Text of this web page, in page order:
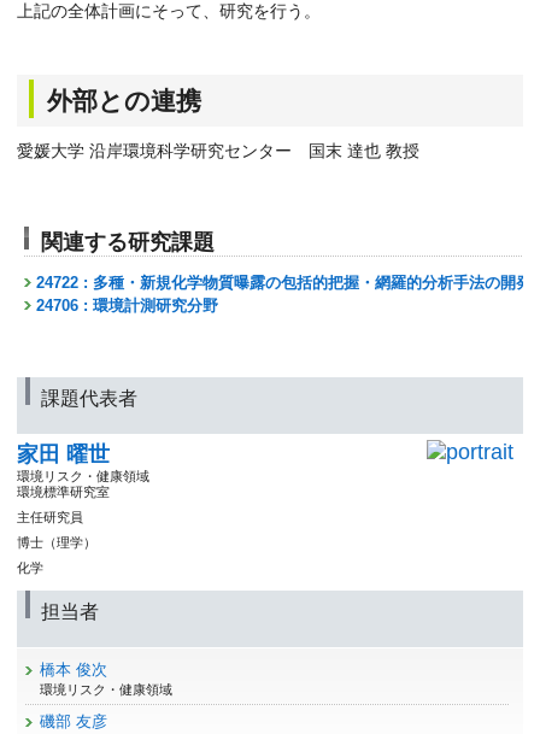
上記の全体計画にそって、研究を行う。
外部との連携
愛媛大学 沿岸環境科学研究センター 国末 達也 教授
関連する研究課題
24722 : 多種・新規化学物質曝露の包括的把握・網羅的分析手法の開発
24706 : 環境計測研究分野
課題代表者
家田 曜世
環境リスク・健康領域
環境標準研究室
主任研究員
博士（理学）
化学
担当者
橋本 俊次
環境リスク・健康領域
磯部 友彦